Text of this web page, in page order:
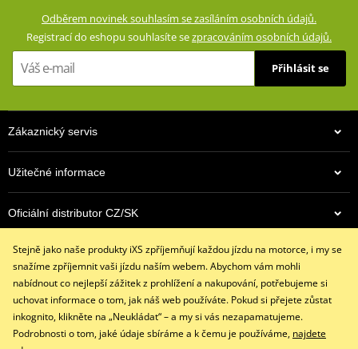
Kalhoty skvěle padnou, díky elastickým harmonikovým panelům
nad koleny a příměsi spandexu se dobře přizpůsobí jízdní pozici
na motocyklu a neomezují pohodlí jezdce.
Bezpečnost zajišťují panely z kevlaru a CE certifikované chrániče
Džíny s klasickými 5 kapsami
Ochranné panely: 60% aramid (Kevlar®) na impaktních
místech, 40% polyester
2 cargo kapsy na stechnech s uzavíráním na suché zipy
Strečové harmonikové panely na koleni
Síťová podšívka od pasu po kolena
Výškově nastavitelné vyjímatelné CE certifikované chrániče
Odběrem novinek souhlasím se zasíláním osobních údajů.
Registrací do eshopu souhlasíte sezpracováním osobních údajů.
Přihlásit se
Zákaznický servis
Užitečné informace
Oficiální distributor CZ/SK
Kontaktujte nás
info@ixs-motopoint.cz
Po - Pá (8:00 - 16:30)
Stejně jako naše produkty iXS zpříjemňují každou jízdu na motorce, i my se
snažíme zpříjemnit vaši jízdu naším webem. Abychom vám mohli
nabídnout co nejlepší zážitek z prohlížení a nakupování, potřebujeme si
uchovat informace o tom, jak náš web používáte. Pokud si přejete zůstat
inkognito, klikněte na „Neukládat“ – a my si vás nezapamatujeme.
Podrobnosti o tom, jaké údaje sbíráme a k čemu je používáme, najdete